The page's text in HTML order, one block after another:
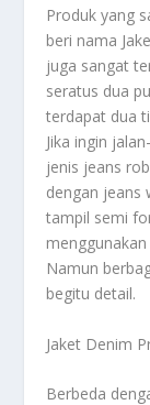
Produk yang
beri nama
juga sangat
seratus dua
terdapat dua
Jika ingin
jenis jeans
dengan jeans
tampil semi
Namun
begitu detail.
Jaket Denim
Berbeda